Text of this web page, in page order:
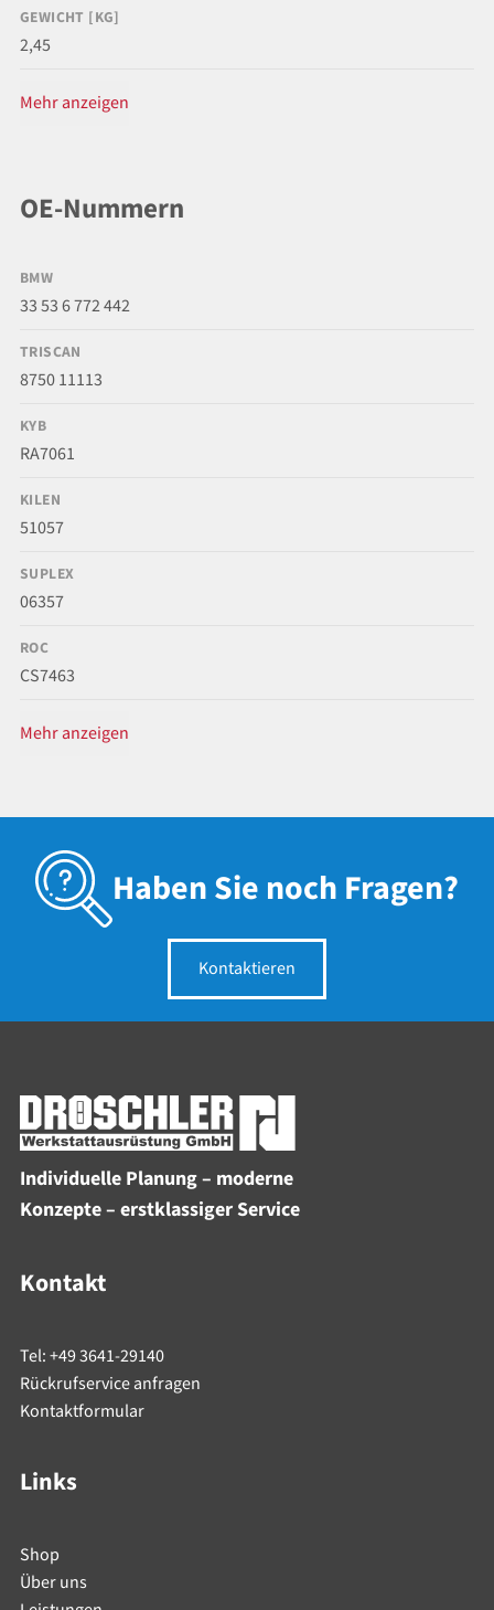
GEWICHT [KG]
2,45
Mehr anzeigen
OE-Nummern
BMW
33 53 6 772 442
TRISCAN
8750 11113
KYB
RA7061
KILEN
51057
SUPLEX
06357
ROC
CS7463
Mehr anzeigen
Haben Sie noch Fragen?
Kontaktieren
Individuelle Planung – moderne
Konzepte – erstklassiger Service
Kontakt
Tel: +49 3641-29140
Rückrufservice anfragen
Kontaktformular
Links
Shop
Über uns